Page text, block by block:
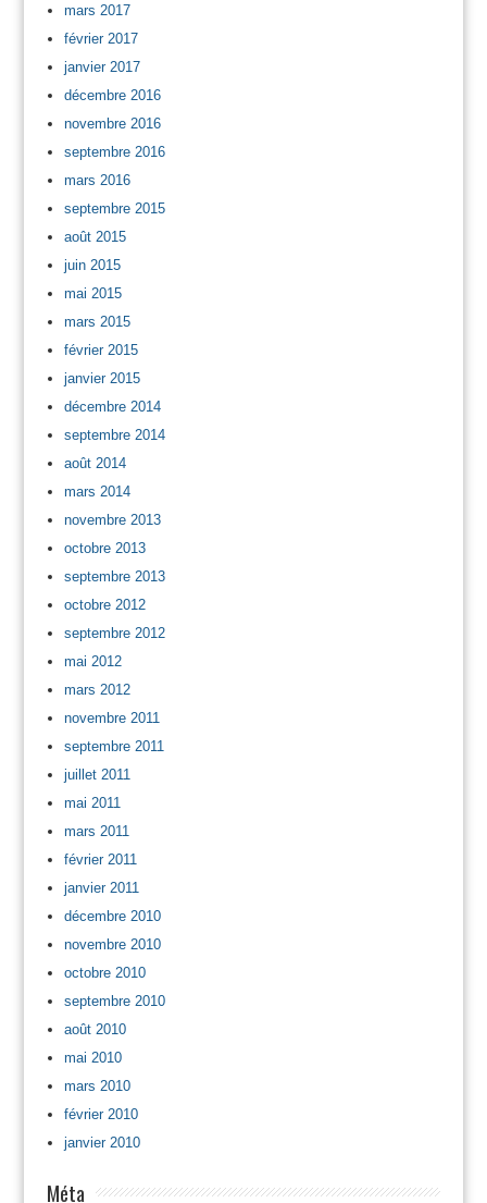
mars 2017
février 2017
janvier 2017
décembre 2016
novembre 2016
septembre 2016
mars 2016
septembre 2015
août 2015
juin 2015
mai 2015
mars 2015
février 2015
janvier 2015
décembre 2014
septembre 2014
août 2014
mars 2014
novembre 2013
octobre 2013
septembre 2013
octobre 2012
septembre 2012
mai 2012
mars 2012
novembre 2011
septembre 2011
juillet 2011
mai 2011
mars 2011
février 2011
janvier 2011
décembre 2010
novembre 2010
octobre 2010
septembre 2010
août 2010
mai 2010
mars 2010
février 2010
janvier 2010
Méta